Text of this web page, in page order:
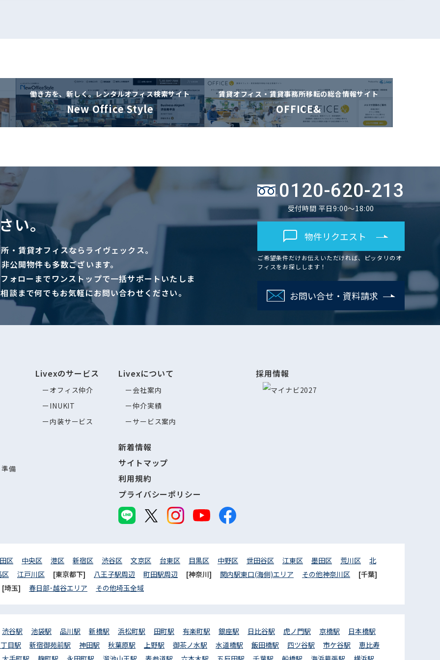
働き方を、新しく。レンタルオフィス検索サイト
New Office Style
賃貸オフィス・賃貸事務所移転の総合情報サイト
OFFICE&
い。
・賃貸オフィスならライヴェックス。
公開物件も多数ございます。
ォローまでワンストップで一括サポートいたしま
談まで何でもお気軽にお問い合わせください。
0120-620-213
受付時間 平日9:00～18:00
物件リクエスト
ご希望条件だけお伝えいただければ、ピッタリのオ
フィスをお探しします！
お問い合せ・資料請求
備
Livexのサービス
オフィス仲介
INUKIT
内装サービス
Livexについて
会社案内
仲介実績
サービス案内
新着情報
サイトマップ
利用規約
プライバシーポリシー
採用情報
区 中央区 港区 新宿区 渋谷区 文京区 台東区 目黒区 中野区 世田谷区 江東区 墨田区 荒川区
北
区
江戸川区 [東京都下] 八王子駅周辺 町田駅周辺 [神奈川] 関内駅東口(海側)エリア その他神奈川区
[千葉]
[埼玉] 春日部･越谷エリア その他埼玉全域
渋谷駅 池袋駅 品川駅 新橋駅 浜松町駅 田町駅 有楽町駅 銀座駅 日比谷駅 虎ノ門駅 京橋駅
日本橋駅
目駅
新宿御苑前駅 神田駅 秋葉原駅 上野駅 御茶ノ水駅 水道橋駅 飯田橋駅 四ツ谷駅 市ケ谷駅
恵比寿